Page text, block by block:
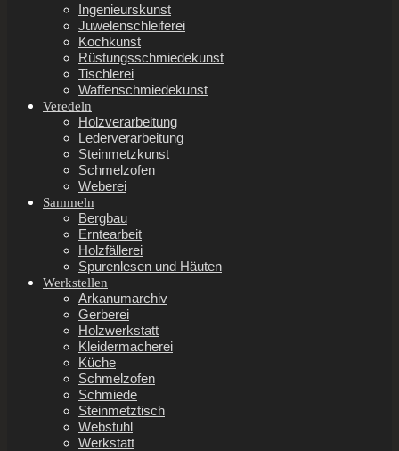
Ingenieurskunst
Juwelenschleiferei
Kochkunst
Rüstungsschmiedekunst
Tischlerei
Waffenschmiedekunst
Veredeln
Holzverarbeitung
Lederverarbeitung
Steinmetzkunst
Schmelzofen
Weberei
Sammeln
Bergbau
Erntearbeit
Holzfällerei
Spurenlesen und Häuten
Werkstellen
Arkanumarchiv
Gerberei
Holzwerkstatt
Kleidermacherei
Küche
Schmelzofen
Schmiede
Steinmetztisch
Webstuhl
Werkstatt